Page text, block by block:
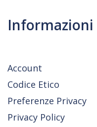
Informazioni
Account
Codice Etico
Preferenze Privacy
Privacy Policy